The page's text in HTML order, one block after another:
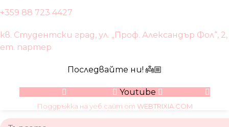
+359 88 723 4427
кв. Студентски град, ул. „Проф. Александър Фол“, 2,
ет. партер
Последвайте ни! 👼🏼
Youtube
Поддръжка на уеб сайт от WEBTRIXIA.COM